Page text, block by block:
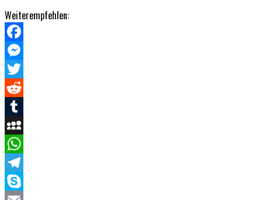
Weiterempfehlen:
Facebook
Messenger
Twitter
Reddit
Tumblr
MySpace
WhatsApp
Telegram